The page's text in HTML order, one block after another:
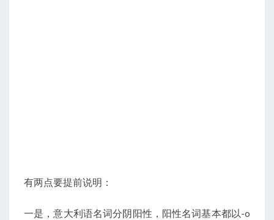
有两点要提前说明：
一是，意大利语名词分阴阳性，阳性名词基本都以-o